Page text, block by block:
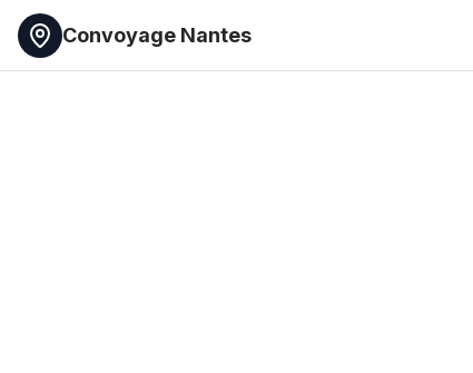
Convoyage Nantes